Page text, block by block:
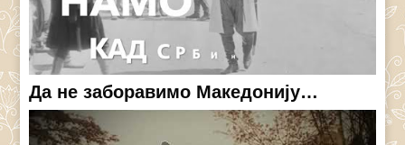
Да не заборавимо Македонију…